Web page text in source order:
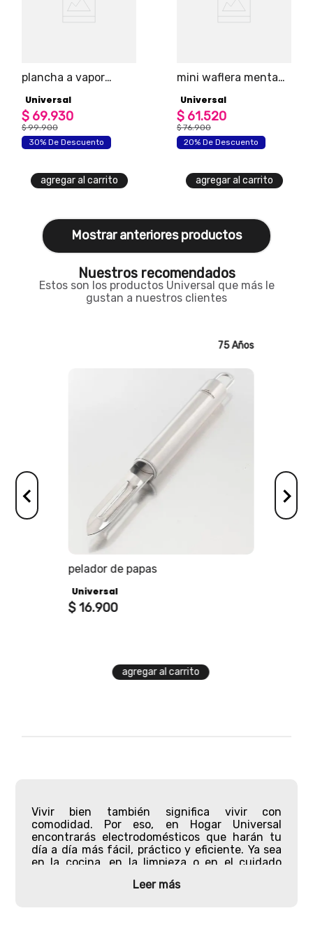
plancha a vapor
marca universal
Universal
$ 69.930
$ 99.900
30% De Descuento
agregar al carrito
mini waflera menta
desayunos en
instantes
Universal
$ 61.520
$ 76.900
20% De Descuento
agregar al carrito
Mostrar anteriores
Nuestros recomendados
Estos son los productos Universal que más le
gustan a nuestros clientes
75 Años
pelador de papas
Universal
$16.900
agregar al carrito
Vivir bien también significa vivir con
comodidad. Por eso, en Hogar Universal
encontrarás electrodomésticos que harán tu
día a día más fácil, práctico y eficiente. Ya sea
en la cocina, en la limpieza o en el cuidado
simplificar tareas, ahorrar tiempo y aportar
Leer más